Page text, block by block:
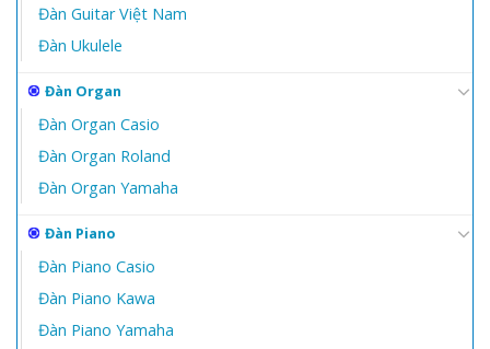
Đàn Guitar Việt Nam
Đàn Ukulele
Đàn Organ
Đàn Organ Casio
Đàn Organ Roland
Đàn Organ Yamaha
Đàn Piano
Đàn Piano Casio
Đàn Piano Kawa
Đàn Piano Yamaha